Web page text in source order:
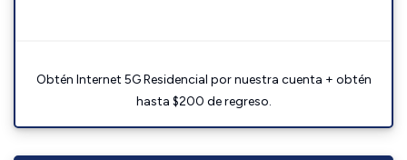
Obtén Internet 5G Residencial por nuestra cuenta + obtén
hasta $200 de regreso.